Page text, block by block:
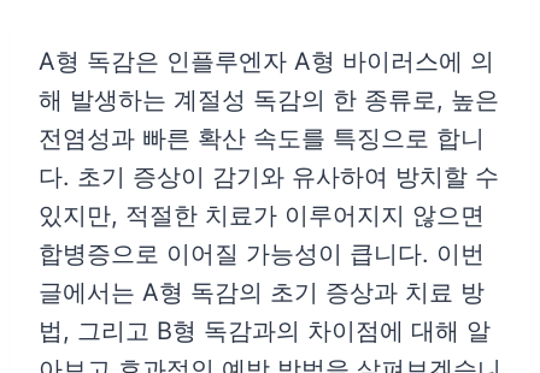
A형 독감은 인플루엔자 A형 바이러스에 의
해 발생하는 계절성 독감의 한 종류로, 높은
전염성과 빠른 확산 속도를 특징으로 합니
다. 초기 증상이 감기와 유사하여 방치할 수
있지만, 적절한 치료가 이루어지지 않으면
합병증으로 이어질 가능성이 큽니다. 이번
글에서는 A형 독감의 초기 증상과 치료 방
법, 그리고 B형 독감과의 차이점에 대해 알